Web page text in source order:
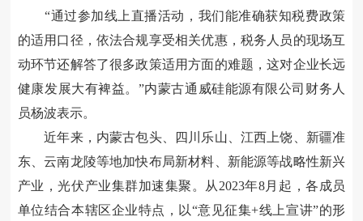
“通过参加线上直播活动，我们能准确获知税费政策
的适用口径，依法合规享受相关优惠，税务人员的现场互
动环节还解答了很多政策适用方面的难题，这对企业长远
健康发展大有裨益。”内蒙古通威硅能源有限公司财务人
员杨波表示。
近年来，内蒙古包头、四川乐山、江西上饶、新疆准
东、云南龙陵等地加快布局新材料、新能源等战略性新兴
产业，光伏产业集群加速集聚。从2023年8月起，各成员
单位结合本辖区企业特点，以“意见征集+线上宣讲”的形